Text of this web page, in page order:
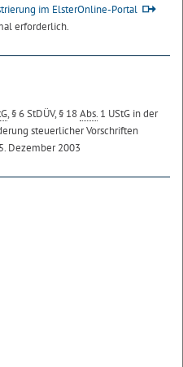
im ElsterOnline-Portal
erforderlich.
, § 6 StDÜV, § 18Abs. 1 UStG in der
steuerlicher Vorschriften
Dezember 2003